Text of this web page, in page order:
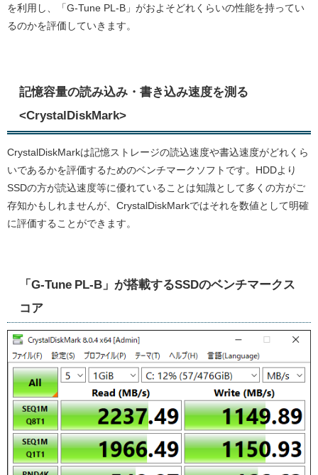
を利用し、「G-Tune PL-B」がおよそどれくらいの性能を持ってい
るのかを評価していきます。
記憶容量の読み込み・書き込み速度を測る
<CrystalDiskMark>
CrystalDiskMarkは記憶ストレージの読込速度や書込速度がどれくら
いであるかを評価するためのベンチマークソフトです。HDDより
SSDの方が読込速度等に優れていることは知識として多くの方がご
存知かもしれませんが、CrystalDiskMarkではそれを数値として明確
に評価することができます。
「G-Tune PL-B」が搭載するSSDのベンチマークス
コア